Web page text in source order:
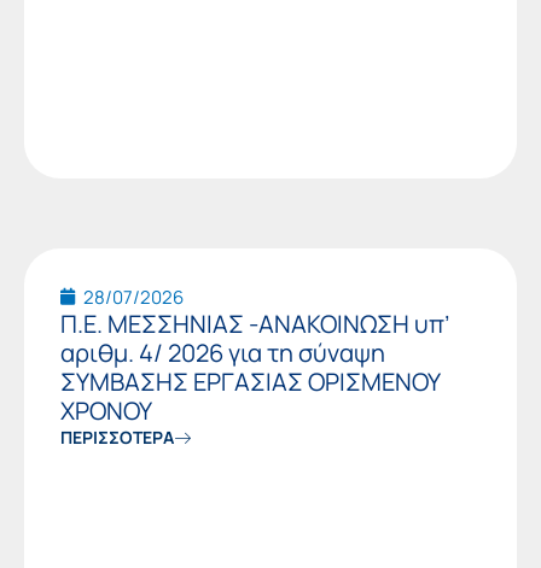
28/07/2026
Π.Ε. ΜΕΣΣΗΝΙΑΣ -ΑΝΑΚΟΙΝΩΣΗ υπ’
αριθμ. 4/ 2026 για τη σύναψη
ΣΥΜΒΑΣΗΣ ΕΡΓΑΣΙΑΣ ΟΡΙΣΜΕΝΟΥ
ΧΡΟΝΟΥ
ΠΕΡΙΣΣΟΤΕΡΑ